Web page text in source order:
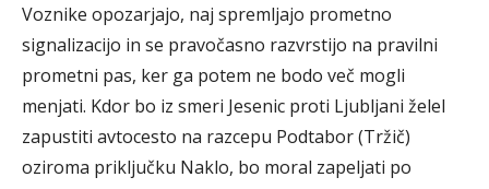
Voznike opozarjajo, naj spremljajo prometno
signalizacijo in se pravočasno razvrstijo na pravilni
prometni pas, ker ga potem ne bodo več mogli
menjati. Kdor bo iz smeri Jesenic proti Ljubljani želel
zapustiti avtocesto na razcepu Podtabor (Tržič)
oziroma priključku Naklo, bo moral zapeljati po